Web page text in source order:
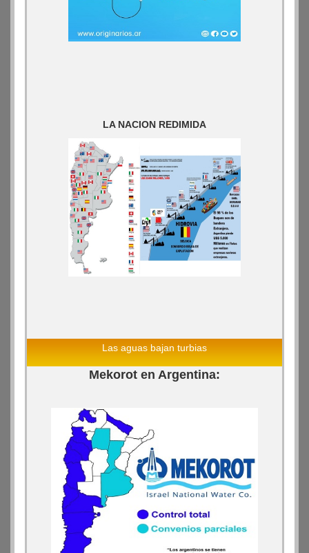
LA NACION REDIMIDA
Las aguas bajan turbias
Mekorot en Argentina: